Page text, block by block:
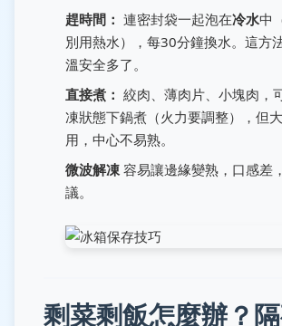
趕時間： 連密封袋一起泡在冷水中
別用熱水），每30分鐘換水。這方
溫安全多了。
直接煮： 絞肉、薄肉片、小塊肉，
凍狀態下鍋煮（火力要調整），但
用，中心不易熟。
微波解凍容易讓邊緣變熟，口感差
議。
剩菜剩飯怎麼辦？